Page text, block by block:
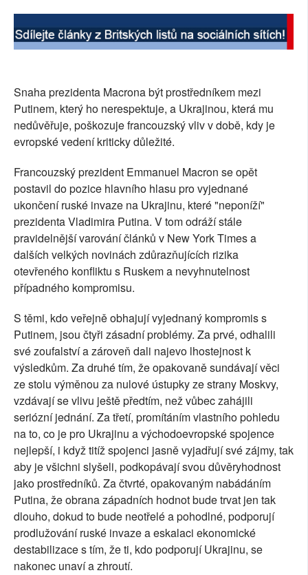
PLNÁ VERZE STRÁNEK
Snaha prezidenta Macrona být prostředníkem mezi
Putinem, který ho nerespektuje, a Ukrajinou, která mu
nedůvěřuje, poškozuje francouzský vliv v době, kdy je
evropské vedení kriticky důležité.
Francouzský prezident Emmanuel Macron se opět
postavil do pozice hlavního hlasu pro vyjednané
ukončení ruské invaze na Ukrajinu, které "neponíží"
prezidenta Vladimira Putina. V tom odráží stále
pravidelnější varování článků v New York Times a
dalších velkých novinách zdůrazňujících rizika
otevřeného konfliktu s Ruskem a nevyhnutelnost
případného kompromisu.
S těmi, kdo veřejně obhajují vyjednaný kompromis s
Putinem, jsou čtyři zásadní problémy. Za prvé, odhalili
své zoufalství a zároveň dali najevo lhostejnost k
výsledkům. Za druhé tím, že opakovaně sundávají věci
ze stolu výměnou za nulové ústupky ze strany Moskvy,
vzdávají se vlivu ještě předtím, než vůbec zahájili
seriózní jednání. Za třetí, promítáním vlastního pohledu
na to, co je pro Ukrajinu a východoevropské spojence
nejlepší, i když titíž spojenci jasně vyjadřují své zájmy, tak
aby je všichni slyšeli, podkopávají svou důvěryhodnost
jako prostředníků. Za čtvrté, opakovaným nabádáním
Putina, že obrana západních hodnot bude trvat jen tak
dlouho, dokud to bude neotřelé a pohodlné, podporují
prodlužování ruské invaze a eskalaci ekonomické
destabilizace s tím, že ti, kdo podporují Ukrajinu, se
nakonec unaví a zhroutí.